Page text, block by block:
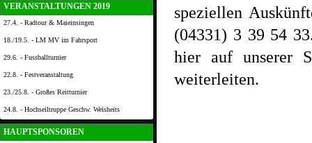
VERANSTALTUNGEN 2019
27.4. - Radtour & Maieinsingen
18./19.5. - LM MV im Fahrsport
29.6. - Fussballturnier
22.8. - Festveranstaltung
23./25.8. - Großes Reitturnier
24.8. - Hochseiltruppe Geschw. Weisheits
HAUPTSPONSOREN
speziellen
(04331) 3 39 54
hier auf unserer
weiterleiten.